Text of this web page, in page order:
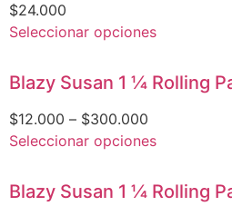
$24.000
Seleccionar opciones
Blazy Susan 1 1⁄4 Rolling
$12.000 – $300.000
Seleccionar opciones
Blazy Susan 1 1⁄4 Rolling